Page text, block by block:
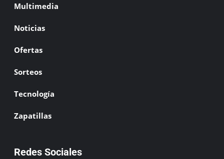
Multimedia
Noticias
Ofertas
Sorteos
Tecnología
Zapatillas
Redes Sociales